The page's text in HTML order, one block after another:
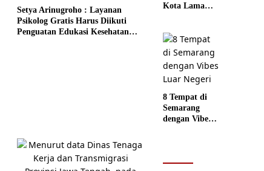
Setya Arinugroho : Layanan
Psikolog Gratis Harus Diikuti
Penguatan Edukasi Kesehatan
Kota Lama
jadi Museum
Fotografi
8 Tempat di
Semarang
dengan Vibes